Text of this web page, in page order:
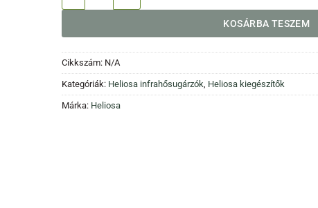
KOSÁRBA TESZEM
Cikkszám: N/A
Kategóriák: Heliosa infrahősugárzók Heliosa kiegészítők
Márka: Heliosa